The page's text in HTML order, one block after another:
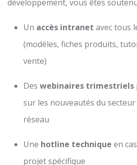
développement, vous êtes
Un accès intranet avec tous
(modèles, fiches produits,
vente)
Des webinaires trimestriels
sur les nouveautés du
réseau
Une hotline technique en
projet spécifique